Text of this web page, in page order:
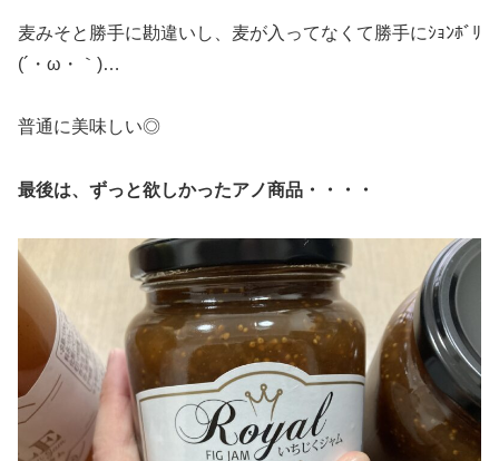
麦みそと勝手に勘違いし、麦が入ってなくて勝手にｼｮﾝﾎﾞﾘ
(´・ω・｀)…
普通に美味しい◎
最後は、ずっと欲しかったアノ商品・・・・